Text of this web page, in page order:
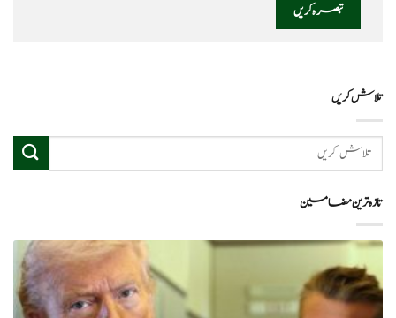
تلاش کریں
تازہ ترین مضامین